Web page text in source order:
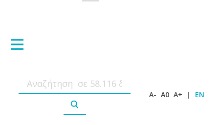
A- A0 A+ | EN